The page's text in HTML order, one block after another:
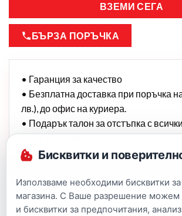
ВЗЕМИ СЕГА
БЪРЗА ПОРЪЧКА
• Гаранция за качество
• Безплатна доставка при поръчка
лв.), до офис на куриера.
• Подарък талон за отстъпка с
25,56 € (50 лв.)
Бисквитки и
Използваме необходими бисквитки за
магазина. С Ваше разрешение можем
и бисквитки за предпочитания,